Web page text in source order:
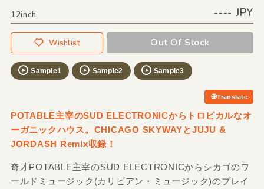
12inch ---- JPY
Wishlist Out Of Stock
Sample1 Sample2 Sample3
Translate
POTABLE主宰のSUD ELECTRONICからトロピカルなオ
ーガニックハウス。CHICAGO SKYWAYとJUJU &
JORDASH Remix収録！
奇才POTABLE主宰のSUD ELECTRONICからシカゴのワ
ールドミュージック(カリビアン・ミュージック)のプレイ